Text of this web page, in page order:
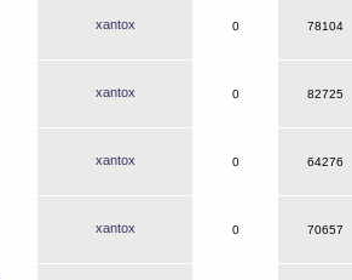
xantox 0 78104
xantox 0 82725
xantox 0 64276
xantox 0 70657